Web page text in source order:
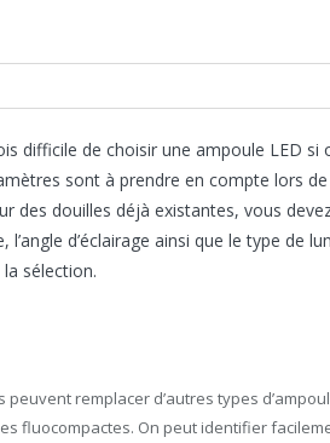
difficile de choisir une ampoule LED si
sont à prendre en compte lors de
des douilles déjà existantes, vous
d’éclairage ainsi que le type de
sélection.
remplacer d’autres types
fluocompactes. On peut identifier